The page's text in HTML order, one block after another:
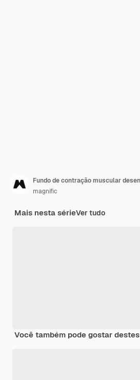
magnific
Mais nesta sérieVer tudo
Você também pode gostar